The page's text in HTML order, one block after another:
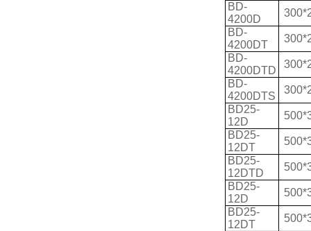
BD-
4200D
BD-
4200DT
BD-
4200DTD
BD-
4200DTS
BD25-
12D
BD25-
12DT
BD25-
12DTD
BD25-
12D
BD25-
12DT